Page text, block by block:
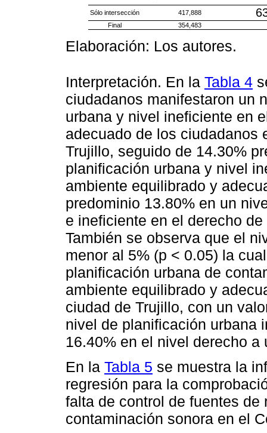
Sólo intersección 417,888
Final 354,483
Elaboración: Los autores.
Interpretación. En la Tabla 4
ciudadanos manifestaron un
urbana y nivel ineficiente en
adecuado de los ciudadanos
Trujillo, seguido de 14.30%
planificación urbana y nivel
ambiente equilibrado y
predominio 13.80% en un
e ineficiente en el derecho
También se observa que el
menor al 5% (p < 0.05) la
planificación urbana de
ambiente equilibrado y
ciudad de Trujillo, con un
nivel de planificación urbana
16.40% en el nivel derecho
En la Tabla 5 se muestra la
regresión para la
falta de control de fuentes
contaminación sonora en el